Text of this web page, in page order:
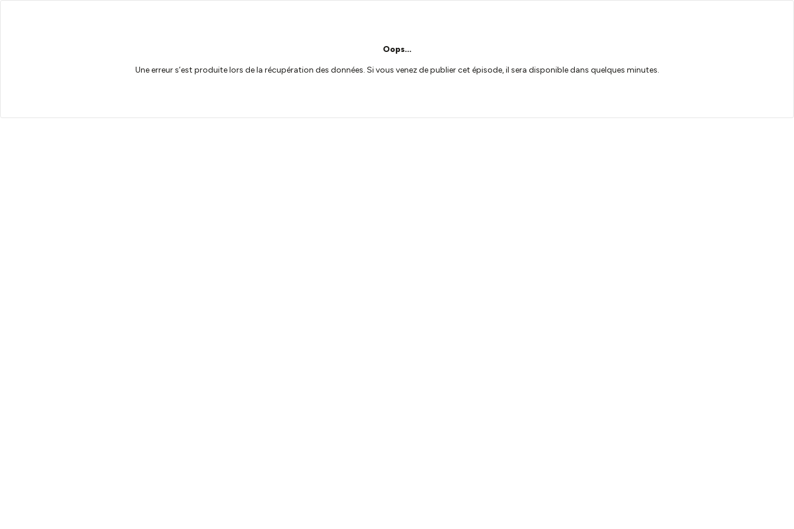
Oops…
Une erreur s’est produite lors de la récupération des données. Si vous venez de publier cet épisode, il sera disponible dans quelques minutes.